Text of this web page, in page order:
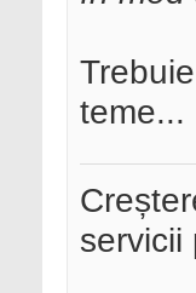
teme...
servicii